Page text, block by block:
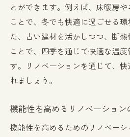
とができます。例えば、床暖房
ことで、冬でも快適に過ごせる
た、古い建材を活かしつつ、断
ことで、四季を通じて快適な温
す。リノベーションを通じて、
れましょう。
機能性を高めるリノベーション
機能性を高めるためのリノベー